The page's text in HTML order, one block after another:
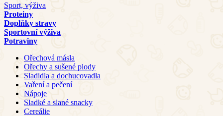
Sport, výživa
Proteiny
Doplňky stravy
Sportovní výživa
Potraviny
Ořechová másla
Ořechy a sušené plody
Sladidla a dochucovadla
Vaření a pečení
Nápoje
Sladké a slané snacky
Cereálie